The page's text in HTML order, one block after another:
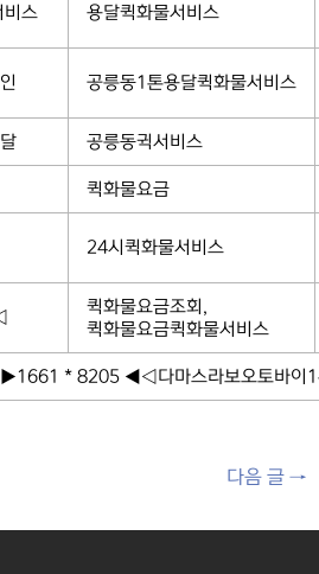
비스 용달퀵화물서비스
공릉동1톤용달퀵화물서비스
공릉동귁서비스
퀵화물요금
24시퀵화물서비스
퀵화물요금조회,
퀵화물요금퀵화물서비스
* 8205 ◀◁다마스라보오토바이1
다음 글 →